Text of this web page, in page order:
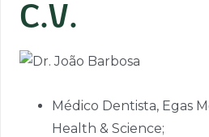
C.V.
Médico Dentista, Egas
Health & Science;